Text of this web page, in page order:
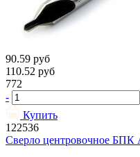
90.59 руб
110.52 руб
772
-
Купить
122536
Сверло центровочное